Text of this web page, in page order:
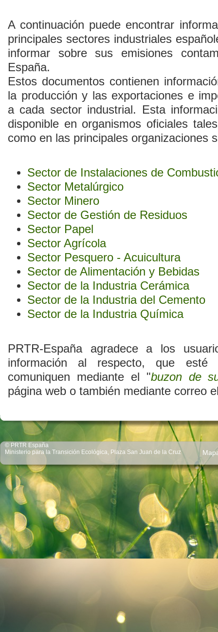
A continuación puede encontrar
principales sectores industriales
informar sobre sus emisiones
España.
Estos documentos contienen
la producción y las exportaciones e
a cada sector industrial. Esta
disponible en organismos oficiales
como en las principales organizaciones
Sector de Instalaciones de
Sector Metalúrgico
Sector Minero
Sector de Gestión de Residuos
Sector Papel
Sector Agrícola
Sector Pesquero - Acuicultura
Sector de Alimentación y Bebidas
Sector de la Industria Cerámica
Sector de la Industria del Cemento
Sector de la Industria Química
PRTR-España agradece a los
información al respecto, que esté
comuniquen mediante el "buzon de
página web o también mediante correo
© PRTR España
Ministerio para la Transición Ecológica, Plaza San Juan de la Cruz